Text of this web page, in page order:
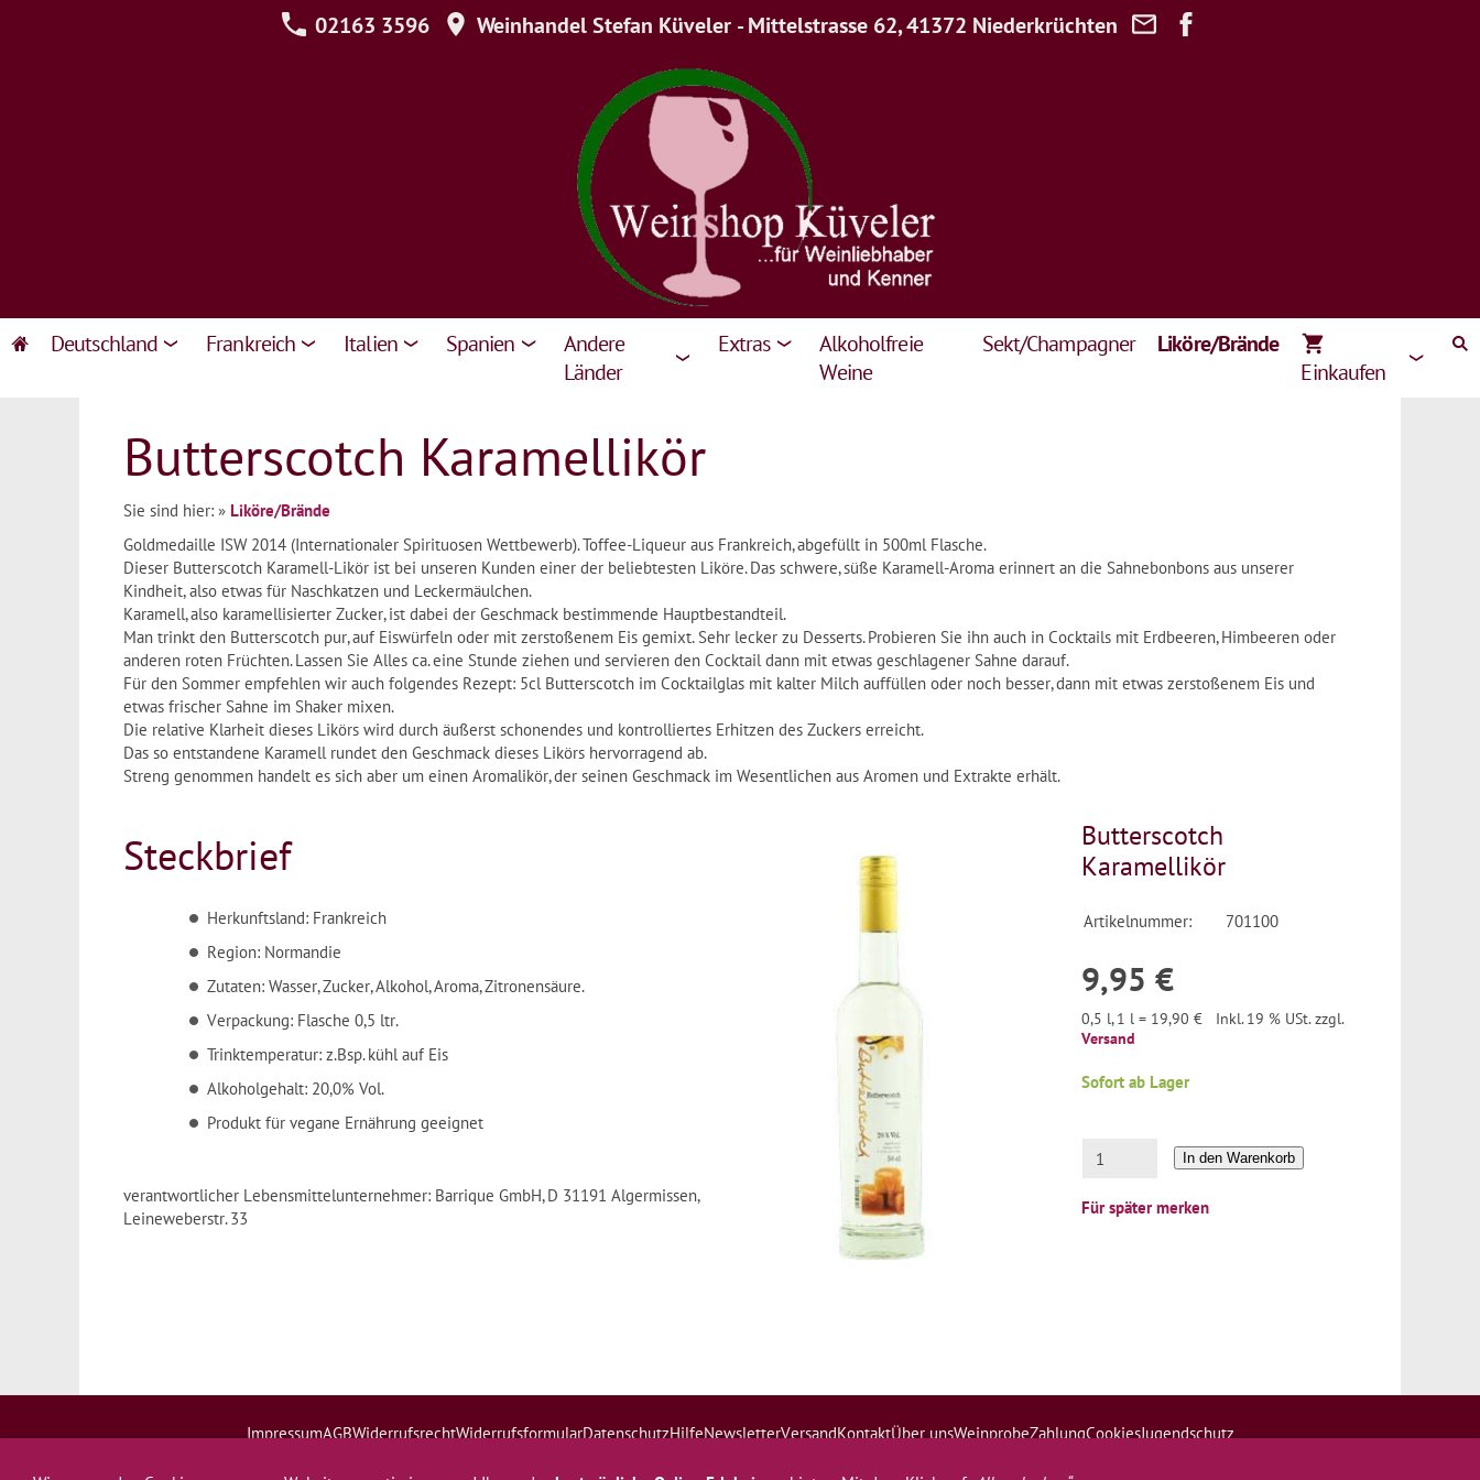
02163 3596 Weinhandel Stefan Küveler - Mittelstrasse 62, 41372 Niederkrüchten
Deutschland Frankreich Italien Spanien
Andere
Länder
Extras
Alkoholfreie
Weine
Sekt/Champagner
Liköre/Brände
Einkaufen
Butterscotch Karamellikör
Sie sind hier: » Liköre/Brände
Goldmedaille ISW 2014 (Internationaler Spirituosen Wettbewerb). Toffee-Liqueur aus Frankreich, abgefüllt in 500ml Flasche.
Dieser Butterscotch Karamell-Likör ist bei unseren Kunden einer der beliebtesten Liköre. Das schwere, süße Karamell-Aroma erinnert an die Sahnebonbons aus unserer
Kindheit, also etwas für Naschkatzen und Leckermäulchen.
Karamell, also karamellisierter Zucker, ist dabei der Geschmack bestimmende Hauptbestandteil.
Man trinkt den Butterscotch pur, auf Eiswürfeln oder mit zerstoßenem Eis gemixt. Sehr lecker zu Desserts. Probieren Sie ihn auch in Cocktails mit Erdbeeren, Himbeeren oder
anderen roten Früchten. Lassen Sie Alles ca. eine Stunde ziehen und servieren den Cocktail dann mit etwas geschlagener Sahne darauf.
Für den Sommer empfehlen wir auch folgendes Rezept: 5cl Butterscotch im Cocktailglas mit kalter Milch auffüllen oder noch besser, dann mit etwas zerstoßenem Eis und
etwas frischer Sahne im Shaker mixen.
Die relative Klarheit dieses Likörs wird durch äußerst schonendes und kontrolliertes Erhitzen des Zuckers erreicht.
Das so entstandene Karamell rundet den Geschmack dieses Likörs hervorragend ab.
Streng genommen handelt es sich aber um einen Aromalikör, der seinen Geschmack im Wesentlichen aus Aromen und Extrakte erhält.
Steckbrief
Herkunftsland: Frankreich
Region: Normandie
Zutaten: Wasser, Zucker, Alkohol, Aroma, Zitronensäure.
Verpackung: Flasche 0,5 ltr.
Trinktemperatur: z.Bsp. kühl auf Eis
Alkoholgehalt: 20,0% Vol.
Produkt für vegane Ernährung geeignet
verantwortlicher Lebensmittelunternehmer: Barrique GmbH, D 31191 Algermissen,
Leineweberstr. 33
Butterscotch
Karamellikör
Artikelnummer: 701100
9,95 €
0,5 l, 1 l = 19,90 €
Inkl. 19 % USt. zzgl.
Versand
Sofort ab Lager
In den Warenkorb
Für später merken
ImpressumAGBWiderrufsrechtWiderrufsformularDatenschutzHilfeNewsletterVersandKontaktÜber unsWeinprobeZahlungCookiesJugendschutz